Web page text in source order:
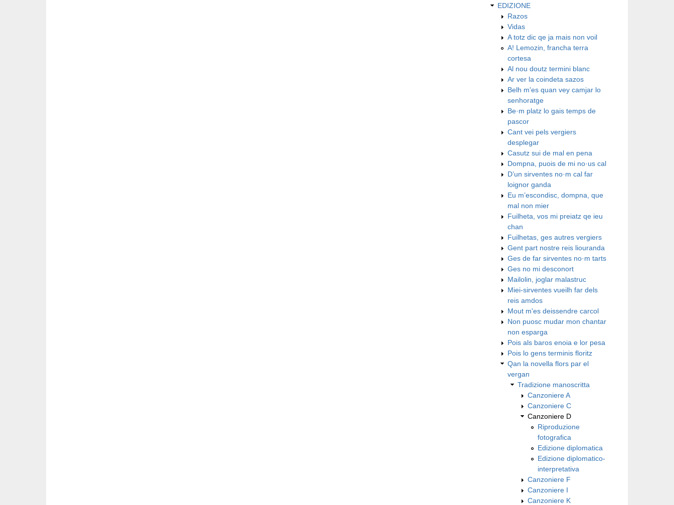
EDIZIONE
Razos
Vidas
A totz dic qe ja mais non voil
A! Lemozin, francha terra
cortesa
Al nou doutz termini blanc
Ar ver la coindeta sazos
Belh m'es quan vey camjar lo
senhoratge
Be·m platz lo gais temps de
pascor
Cant vei pels vergiers
desplegar
Casutz sui de mal en pena
Dompna, puois de mi no·us cal
D’un sirventes no·m cal far
loignor ganda
Eu m’escondisc, dompna, que
mal non mier
Fuilheta, vos mi preiatz qe ieu
chan
Fuilhetas, ges autres vergiers
Gent part nostre reis liouranda
Ges de far sirventes no·m tarts
Ges no mi desconort
Mailolin, joglar malastruc
Miei-sirventes vueilh far dels
reis amdos
Mout m'es deissendre carcol
Non puosc mudar mon chantar
non esparga
Pois als baros enoia e lor pesa
Pois lo gens terminis floritz
Qan la novella flors par el
vergan
Tradizione manoscritta
Canzoniere A
Canzoniere C
Canzoniere D
Riproduzione
fotografica
Edizione diplomatica
Edizione diplomatico-
interpretativa
Canzoniere F
Canzoniere I
Canzoniere K